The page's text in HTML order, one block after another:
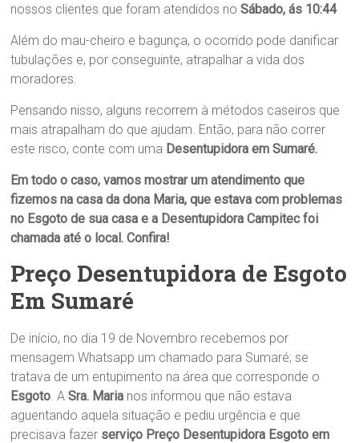
nossos clientes que foram atendidos noSábado, ás 10:44
Além do mau-cheiro e bagunça, o ocorrido pode danificar
tubulações e, por conseguinte, atrapalhar a vida dos
moradores.
Pensando nisso, alguns recorrem à métodos caseiros que
mais atrapalham do que ajudam. Então, para não correr
este risco, conte com uma Desentupidora em Sumaré.
Em todo o caso, vamos mostrar um atendimento que
fizemos na casa da dona Maria, que estava com problemas
no Esgoto de sua casa e a Desentupidora Campitecfoi
chamada até o local. Confira!
Preço Desentupidora de Esgoto
Em Sumaré
De início, no dia 19 de Novembro recebemos por
mensagem Whatsapp um chamado para Sumaré; se
tratava de um entupimento na área que corresponde o
Esgoto . ASra. Maria nos informou que não estava
aguentando aquela situação e pediu urgência e que
precisava fazer serviço Preço Desentupidora Esgoto em